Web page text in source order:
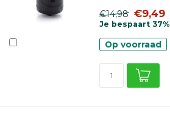
€14,98 €9,49
Je bespaart 37%
Op voorraad